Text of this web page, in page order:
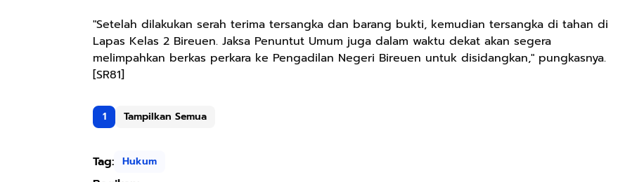
"Setelah dilakukan serah terima tersangka dan barang bukti, kemudian tersangka di tahan di
Lapas Kelas 2 Bireuen. Jaksa Penuntut Umum juga dalam waktu dekat akan segera
melimpahkan berkas perkara ke Pengadilan Negeri Bireuen untuk disidangkan," pungkasnya.
[SR81]
1 Tampilkan Semua
Tag: Hukum